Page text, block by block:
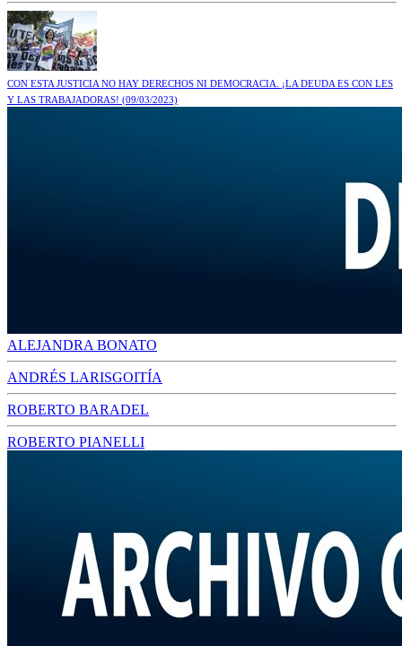
CON ESTA JUSTICIA NO HAY DERECHOS NI DEMOCRACIA. ¡LA DEUDA ES CON LES
Y LAS TRABAJADORAS! (09/03/2023)
ALEJANDRA BONATO
ANDRÉS LARISGOITÍA
ROBERTO BARADEL
ROBERTO PIANELLI